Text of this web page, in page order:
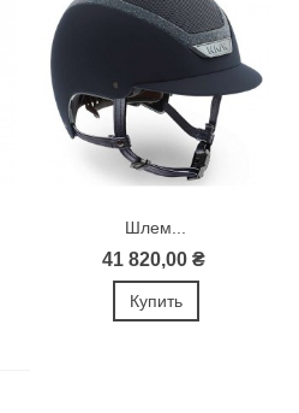
Шлем...
41 820,00 ₴
Купить